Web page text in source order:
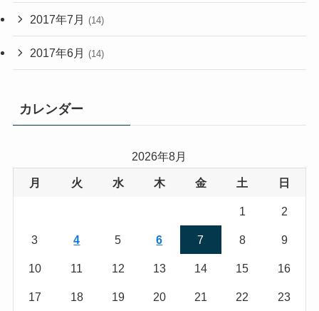
2017年7月 (14)
2017年6月 (14)
カレンダー
2026年8月
月 火 水 木 金 土 日
1 2
3 4 5 6 7 8 9
10 11 12 13 14 15 16
17 18 19 20 21 22 23